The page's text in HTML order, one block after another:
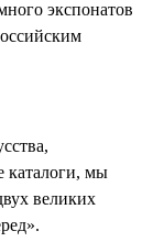
экспонатов
каталоги, мы
великих